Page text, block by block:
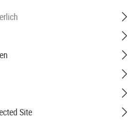
BATTERIEN
Site